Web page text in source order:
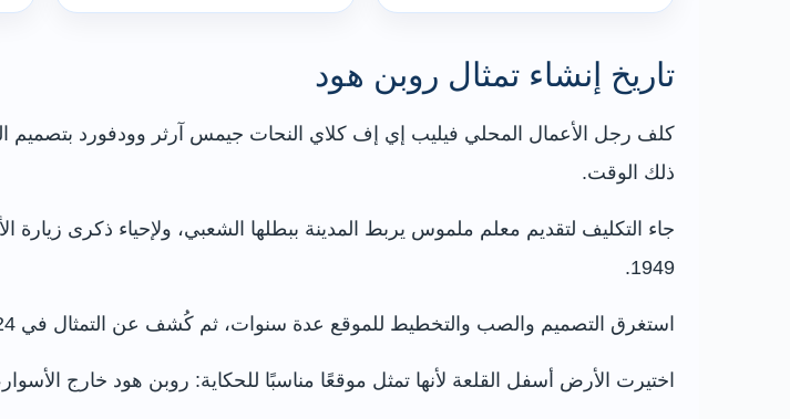
تاريخ إنشاء تمثال روبن هود
ذلك الوقت.
جاء التكليف لتقديم معلم ملموس يربط المدينة ببطلها الشعبي، ولإحياء ذكرى زيارة
1949.
استغرق التصميم والصب والتخطيط للموقع عدة سنوات، ثم كُشف عن التمثال في 24 يوليو 1952 بحضور دوقة بورتلاند ومئات الأطفال والمدعوين.
اختيرت الأرض أسفل القلعة لأنها تمثل موقعًا مناسبًا للحكاية: روبن هود خارج